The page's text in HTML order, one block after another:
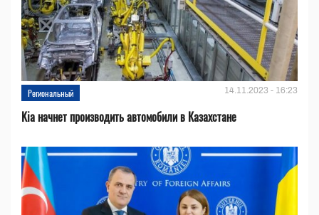
Региональный 14.11.2023 - 16:23
Kia начнет производить автомобили в Казахстане